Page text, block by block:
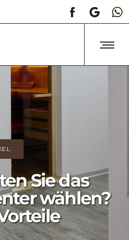
Sie das
wählen?